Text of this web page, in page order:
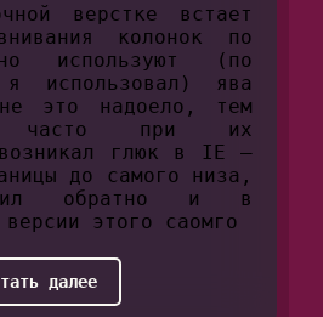
верстке встает
колонок по
используют (по
использовал) ява
это надоело, тем
часто при их
возникал глюк в IE —
до самого низа,
обратно и в
этого саомго
далее